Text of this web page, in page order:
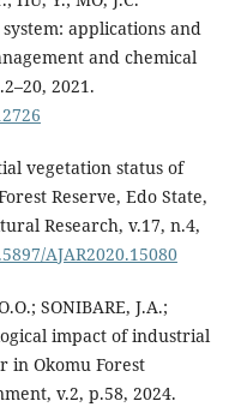
applications and
and chemical
2021.
vegetation status of
Reserve, Edo State,
Research, v.17, n.4,
AJAR2020.15080
SONIBARE, J.A.;
impact of industrial
in Okomu Forest
v.2, p.58, 2024.